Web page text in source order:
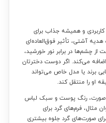
و همیشه جذاب برای
آشتی، تأثیر فوق‌العاده‌ای
از چشم‌ها در برابر نور خورشید،
می‌کند. اگر دوست دخترتان
برند یا مدل خاص می‌تواند
او را منتقل کند.
صورت، رنگ پوست و سبک لباس
مثال، فرم‌های گرد برای
صورت‌های گرد جلوه بیشتری